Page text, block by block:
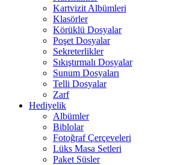
Kartvizit Albümleri
Klasörler
Körüklü Dosyalar
Poşet Dosyalar
Sekreterlikler
Sıkıştırmalı Dosyalar
Sunum Dosyaları
Telli Dosyalar
Zarf
Hediyelik
Albümler
Biblolar
Fotoğraf Çerçeveleri
Lüks Masa Setleri
Paket Süsler